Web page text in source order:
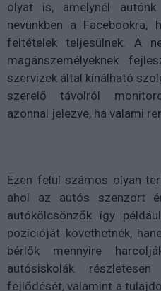
olyat is, amelynél
nevünkben a
feltételek teljesülnek. A
magánszemélyeknek
szervizek által kínálható
szerelő távolról
azonnal jelezve, ha valami
Ezen felül számos olyan
ahol az autós szenzort
autókölcsönzők így
pozícióját követhetnék,
bérlők mennyire
autósiskolák
fejlődését, valamint a